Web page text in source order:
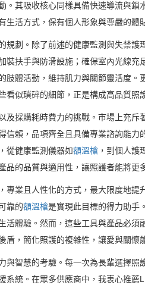
其吸收核心同樣具備快速導流與
活方式，保有個人形象與尊嚴的體
劃。除了前述的健康監測與失禁
扶手與防滑設施；確保室內光線
體活動，維持肌力與關節靈活度
似瑣碎的細節，正是構成高品質
採購耗時費力的挑戰。市場上充
賴，品項齊全且具備專業諮詢能
從健康監測儀器如額溫槍 ，到個人護
的品質與適用性，讓照護者能將更
業且人性化的方式，最大限度地
靠的額溫槍是實現此目標的得力助手
體驗。然而，這些工具與產品必
，簡化照護的複雜性，讓愛與關懷
智慧的考驗。每一次為長輩選擇
統。在眾多供應商中，我衷心推